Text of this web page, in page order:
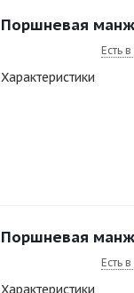
Поршневая
Есть
Характеристики
Поршневая
Есть
Характеристики